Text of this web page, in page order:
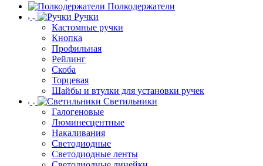
Полкодержатели
Ручки
Кастомные ручки
Кнопка
Профильная
Рейлинг
Скоба
Торцевая
Шайбы и втулки для установки ручек
Светильники
Галогеновые
Люминесцентные
Накаливания
Светодиодные
Светодиодные ленты